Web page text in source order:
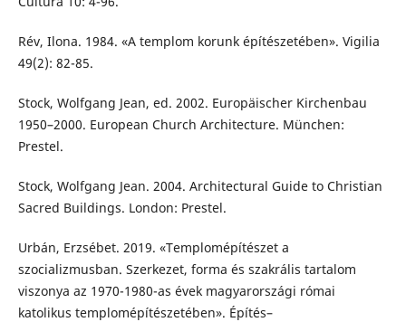
Rév, Ilona. 1984. «A templom korunk építészetében». Vigilia
49(2): 82-85.
Stock, Wolfgang Jean, ed. 2002. Europäischer Kirchenbau
1950–2000. European Church Architecture. München:
Prestel.
Stock, Wolfgang Jean. 2004. Architectural Guide to Christian
Sacred Buildings. London: Prestel.
Urbán, Erzsébet. 2019. «Templomépítészet a
szocializmusban. Szerkezet, forma és szakrális tartalom
viszonya az 1970-1980-as évek magyarországi római
katolikus templomépítészetében». Építés–